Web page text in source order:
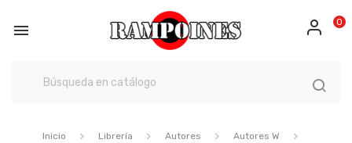
 0
Inicio Librería Autores
Autores W